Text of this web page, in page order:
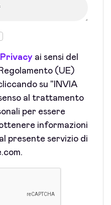
ai sensi del
(UE)
su "INVIA
al trattamento
per essere
informazioni
presente servizio di